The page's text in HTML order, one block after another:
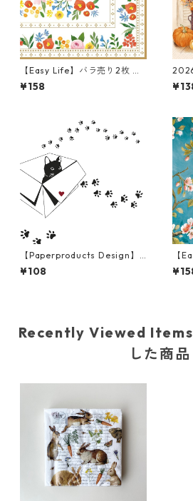
【Easy Life】バラ売り2枚 ラ
ンチサイズ ペーパーナプキン
BOHO FLOWERS ホワイトxパ
¥158
ラン
ン
【Paperproducts Design】
バラ売り2枚 カクテルサイズ
ペーパーナプキン Atelier Cha
¥108
【
ンチ
Recently Viewed Items
した商品